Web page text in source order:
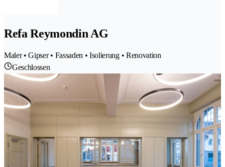
Refa Reymondin AG
Maler • Gipser • Fassaden • Isolierung • Renovation
Geschlossen